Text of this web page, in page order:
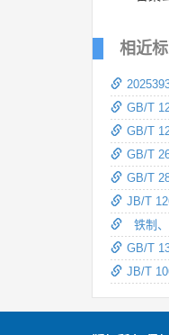
相近
GB/T
GB/T
GB/T
GB/T
JB/T
铁制
GB/T
JB/T